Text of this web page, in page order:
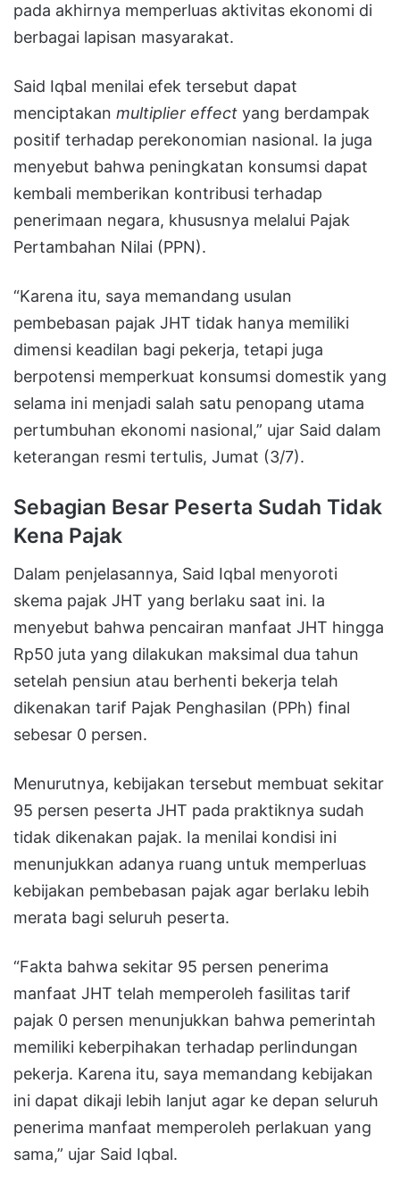
pada akhirnya memperluas aktivitas ekonomi di
berbagai lapisan masyarakat.
Said Iqbal menilai efek tersebut dapat
menciptakan multiplier effect yang berdampak
positif terhadap perekonomian nasional. Ia juga
menyebut bahwa peningkatan konsumsi dapat
kembali memberikan kontribusi terhadap
penerimaan negara, khususnya melalui Pajak
Pertambahan Nilai (PPN).
“Karena itu, saya memandang usulan
pembebasan pajak JHT tidak hanya memiliki
dimensi keadilan bagi pekerja, tetapi juga
berpotensi memperkuat konsumsi domestik yang
selama ini menjadi salah satu penopang utama
pertumbuhan ekonomi nasional,” ujar Said dalam
keterangan resmi tertulis, Jumat (3/7).
Sebagian Besar Peserta Sudah Tidak
Kena Pajak
Dalam penjelasannya, Said Iqbal menyoroti
skema pajak JHT yang berlaku saat ini. Ia
menyebut bahwa pencairan manfaat JHT hingga
Rp50 juta yang dilakukan maksimal dua tahun
setelah pensiun atau berhenti bekerja telah
dikenakan tarif Pajak Penghasilan (PPh) final
sebesar 0 persen.
Menurutnya, kebijakan tersebut membuat sekitar
95 persen peserta JHT pada praktiknya sudah
tidak dikenakan pajak. Ia menilai kondisi ini
menunjukkan adanya ruang untuk memperluas
kebijakan pembebasan pajak agar berlaku lebih
merata bagi seluruh peserta.
“Fakta bahwa sekitar 95 persen penerima
manfaat JHT telah memperoleh fasilitas tarif
pajak 0 persen menunjukkan bahwa pemerintah
memiliki keberpihakan terhadap perlindungan
pekerja. Karena itu, saya memandang kebijakan
ini dapat dikaji lebih lanjut agar ke depan seluruh
penerima manfaat memperoleh perlakuan yang
sama,” ujar Said Iqbal.